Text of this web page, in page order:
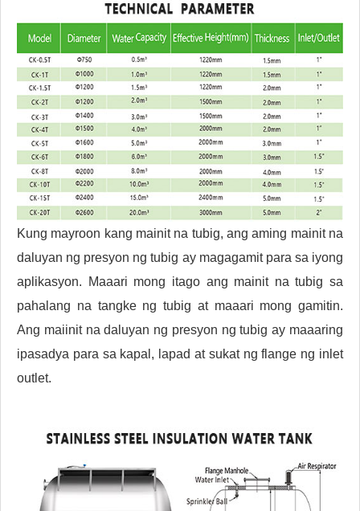
Kung mayroon kang mainit na tubig, ang aming mainit na
daluyan ng presyon ng tubig ay magagamit para sa iyong
aplikasyon. Maaari mong itago ang mainit na tubig sa
pahalang na tangke ng tubig at maaari mong gamitin.
Ang maiinit na daluyan ng presyon ng tubig ay maaaring
ipasadya para sa kapal, lapad at sukat ng flange ng inlet
outlet.